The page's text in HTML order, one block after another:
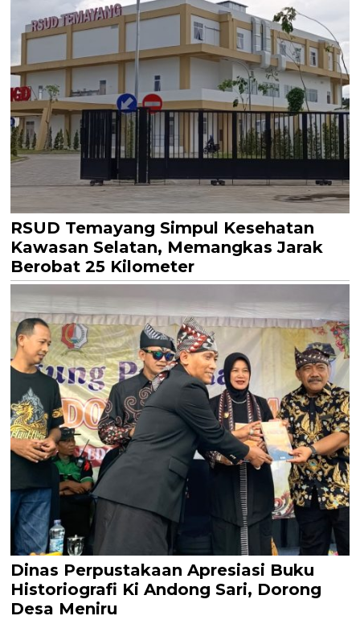
RSUD Temayang Simpul Kesehatan
Kawasan Selatan, Memangkas Jarak
Berobat 25 Kilometer
Dinas Perpustakaan Apresiasi Buku
Historiografi Ki Andong Sari, Dorong
Desa Meniru